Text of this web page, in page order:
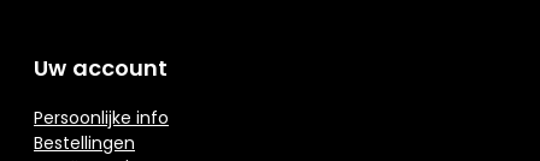
Uw account
Persoonlijke info
Bestellingen